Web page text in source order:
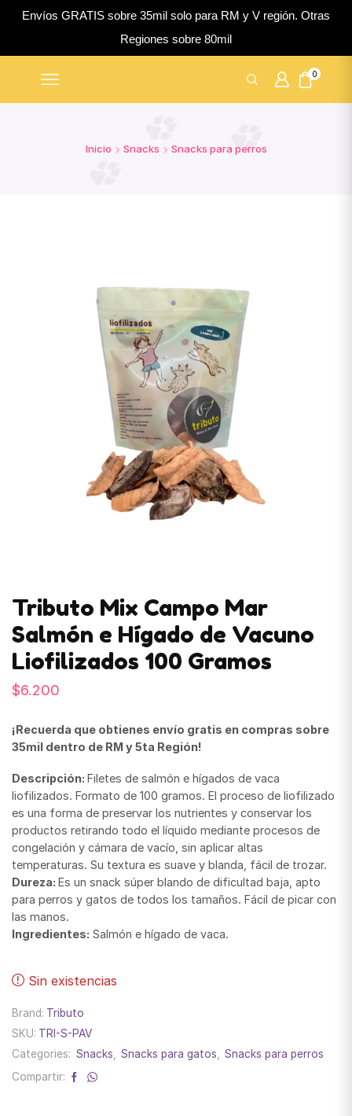
Envíos GRATIS sobre 35mil solo para RM y V región. Otras
Regiones sobre 80mil
0
Inicio Snacks Snacks para perros
Tributo Mix Campo Mar
Salmón e Hígado de Vacuno
Liofilizados 100 Gramos
$6.200
¡Recuerda que obtienes envío gratis en compras sobre
35mil dentro de RM y 5ta Región!
Descripción: Filetes de salmón e hígados de vaca
liofilizados. Formato de 100 gramos. El proceso de liofilizado
es una forma de preservar los nutrientes y conservar los
productos retirando todo el líquido mediante procesos de
congelación y cámara de vacío, sin aplicar altas
temperaturas. Su textura es suave y blanda, fácil de trozar.
Dureza: Es un snack súper blando de dificultad baja, apto
para perros y gatos de todos los tamaños. Fácil de picar con
las manos.
Ingredientes: Salmón e hígado de vaca.
Sin existencias
Brand: Tributo
SKU: TRI-S-PAV
Categories: Snacks Snacks para gatos
Snacks para perros
Compartir: